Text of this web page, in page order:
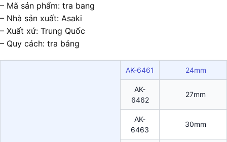
– Mã sản phẩm: tra bang
– Nhà sản xuất: Asaki
– Xuất xứ: Trung Quốc
– Quy cách: tra bảng
AK-6461 24mm
AK-
6462
27mm
AK-
6463
30mm